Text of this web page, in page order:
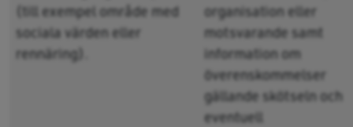
(till exempel område med
sociala värden eller
rennäring).
organisation eller
motsvarande samt
information om
överenskommelser
gällande skötseln och
eventuell